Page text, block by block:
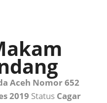
Aceh Nomor 652
2019 Status Cagar